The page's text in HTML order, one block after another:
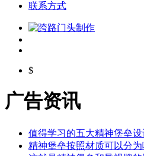
联系方式
$
广告资讯
值得学习的五大精神堡垒设
精神堡垒按照材质可以分为